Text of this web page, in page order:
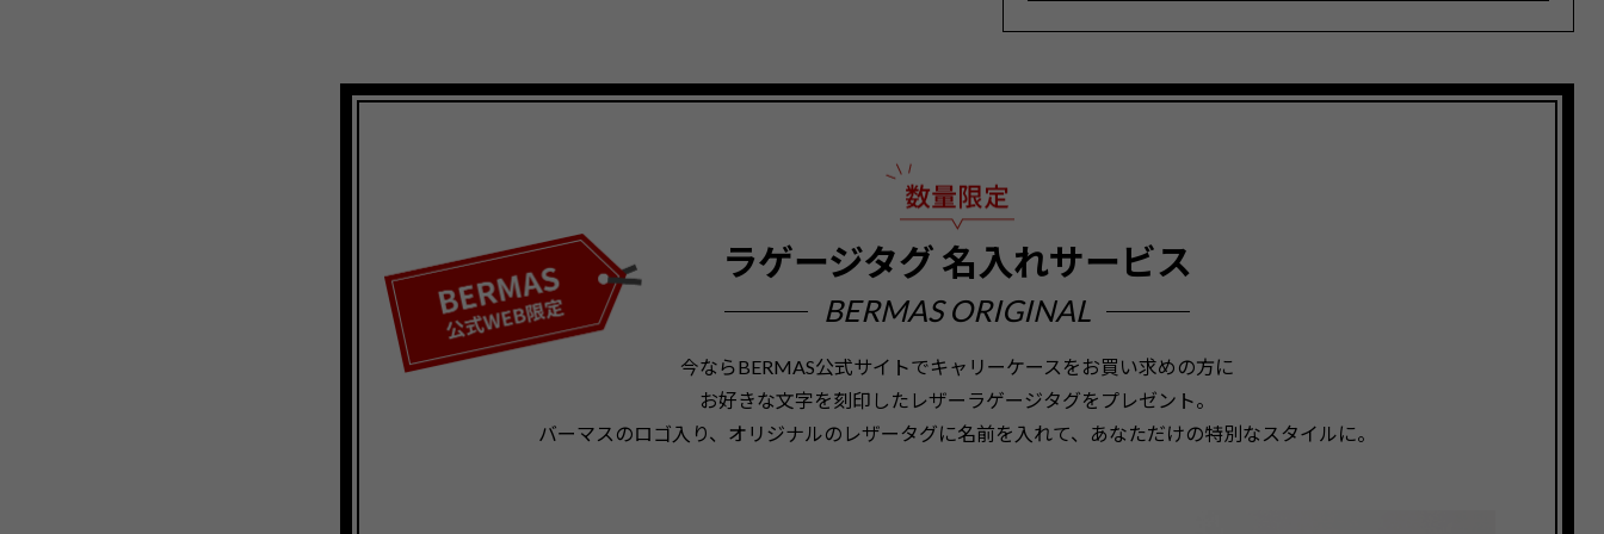
ラゲージタグ 名入れサービス
BERMAS ORIGINAL
今ならBERMAS公式サイトでキャリーケースをお買い求めの方に
お好きな文字を刻印したレザーラゲージタグをプレゼント。
バーマスのロゴ入り、オリジナルのレザータグに名前を入れて、あなただけの特別なスタイルに。